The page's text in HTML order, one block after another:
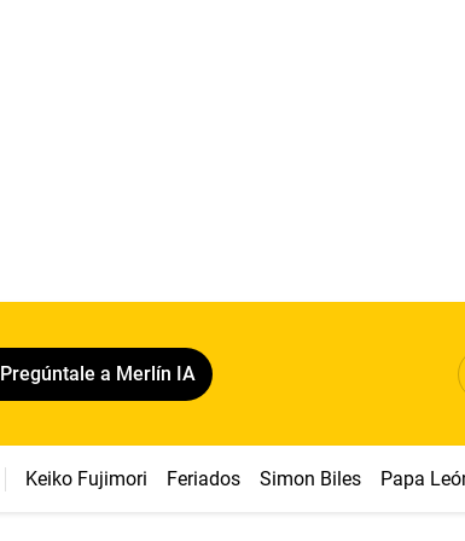
Pregúntale a Merlín IA
Keiko Fujimori Feriados Simon Biles Papa